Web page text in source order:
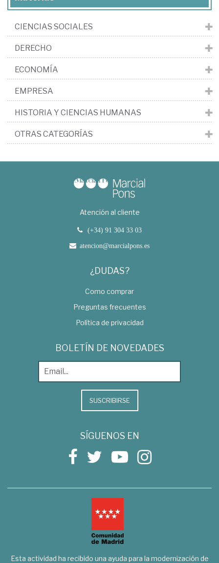
CIENCIAS SOCIALES
DERECHO
ECONOMÍA
EMPRESA
HISTORIA Y CIENCIAS HUMANAS
OTRAS CATEGORÍAS
Atención al cliente
(+34) 91 304 33 03
atencion@marcialpons.es
¿DUDAS?
Como comprar
Preguntas frecuentes
Política de privacidad
BOLETÍN DE NOVEDADES
SUSCRIBIRSE
SÍGUENOS EN
Esta actividad ha recibido una ayuda para la modernización de